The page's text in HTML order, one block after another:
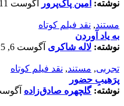
نوشته: امین پاک‌پرور آگوست 11, 2025
مستند, نقد فیلم کوتاه
به یاد آوردن
نوشته: لاله شاکری آگوست 6, 2025
تجربی, مستند, نقد فیلم کوتاه
پرَهیب‌ِ حضور
نوشته:گلچهره صادق‌زاده آگوست 5,